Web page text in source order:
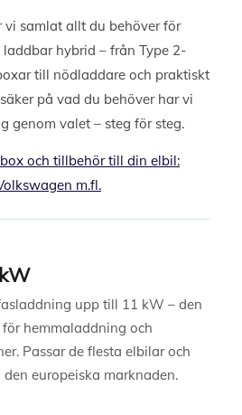
vi samlat allt du behöver för
hybrid – från Type 2-
till nödladdare och praktiskt
på vad du behöver har vi
genom valet – steg för steg.
och tillbehör till din elbil:
m.fl.
upp till 11 kW – den
hemmaladdning och
Passar de flesta elbilar och
europeiska marknaden.